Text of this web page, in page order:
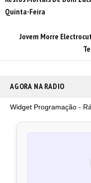
Quinta-Feira
Jovem Morre
AGORA NA RADIO
Widget Programação -